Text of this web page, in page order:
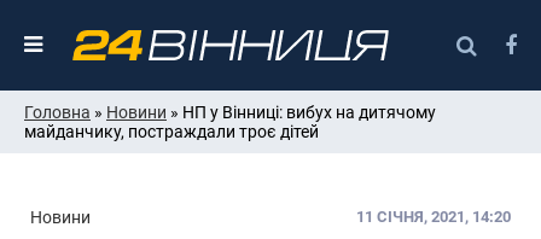
Головна » Новини » НП у Вінниці: вибух на дитячому
майданчику, постраждали троє дітей
Новини 11 СІЧНЯ, 2021, 14:20